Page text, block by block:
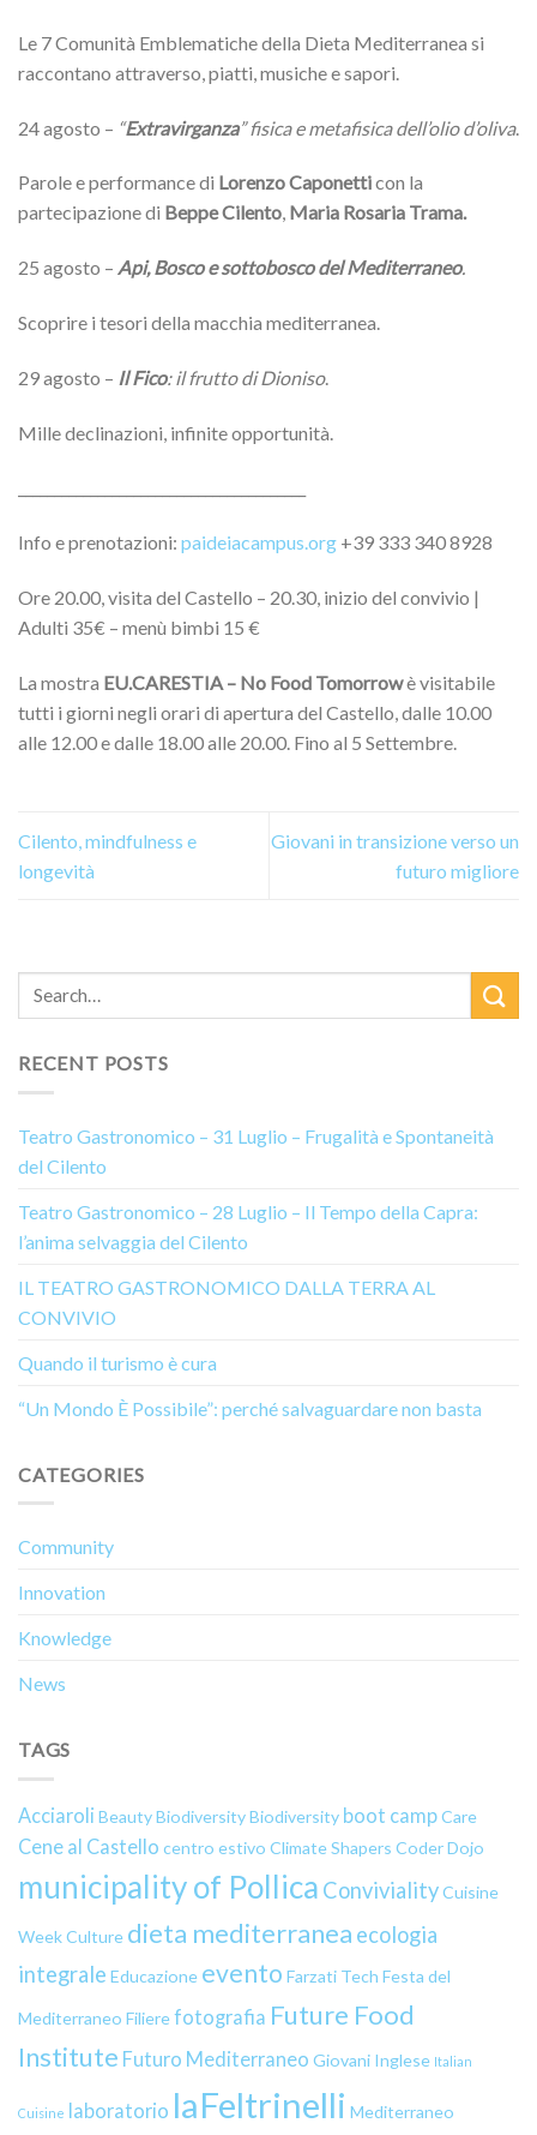
Le 7 Comunità Emblematiche della Dieta Mediterranea si
raccontano attraverso, piatti, musiche e sapori.
24 agosto – “Extravirganza” fisica e metafisica dell’olio d’oliva.
Parole e performance di Lorenzo Caponetticon la
partecipazione di Beppe Cilento, Maria Rosaria Trama.
25 agosto – Api, Bosco e sottobosco del Mediterraneo.
Scoprire i tesori della macchia mediterranea.
29 agosto – Il Fico: il frutto di Dioniso.
Mille declinazioni, infinite opportunità.
Info e prenotazioni: paideiacampus.org +39 333 340 8928
Ore 20.00, visita del Castello – 20.30, inizio del convivio |
Adulti 35€ – menù bimbi 15 €
La mostra EU.CARESTIA – No Food Tomorrowè visitabile
tutti i giorni negli orari di apertura del Castello, dalle 10.00
alle 12.00 e dalle 18.00 alle 20.00. Fino al 5 Settembre.
Cilento, mindfulness e
longevità
Giovani in transizione verso un
futuro migliore
RECENT POSTS
Teatro Gastronomico – 31 Luglio – Frugalità e Spontaneità
del Cilento
Teatro Gastronomico – 28 Luglio – Il Tempo della Capra:
l’anima selvaggia del Cilento
IL TEATRO GASTRONOMICO DALLA TERRA AL
CONVIVIO
Quando il turismo è cura
“Un Mondo È Possibile”: perché salvaguardare non basta
CATEGORIES
Community
Innovation
Knowledge
News
TAGS
Acciaroli BeautyBiodiversityBiodiversity boot campCare
Cene al Castello centro estivo Climate Shapers Coder Dojo
municipality of Pollica ConvivialityCuisine
WeekCulture dieta mediterranea ecologia
integrale Educazione evento Farzati Tech Festa del
Mediterraneo Filierefotografia Future Food
Institute Futuro Mediterraneo Giovani Inglese Italian
Cuisine laboratorio laFeltrinelli Mediterraneo